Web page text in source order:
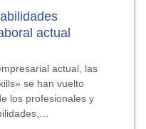
actual
actual, las
se han vuelto
los profesionales y